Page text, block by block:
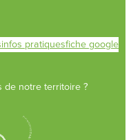
infos pratiquesfiche google
de notre territoire ?